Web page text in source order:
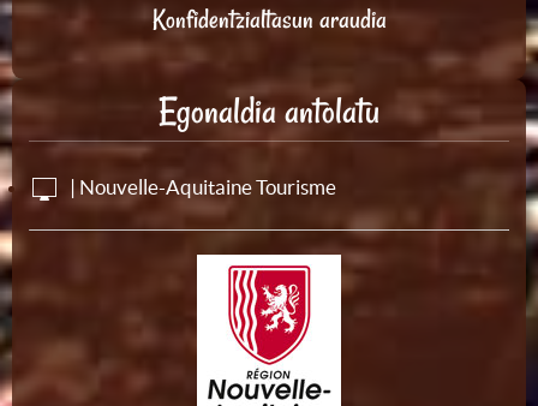
Konfidentzialtasun araudia
Egonaldia antolatu
| Nouvelle-Aquitaine Tourisme